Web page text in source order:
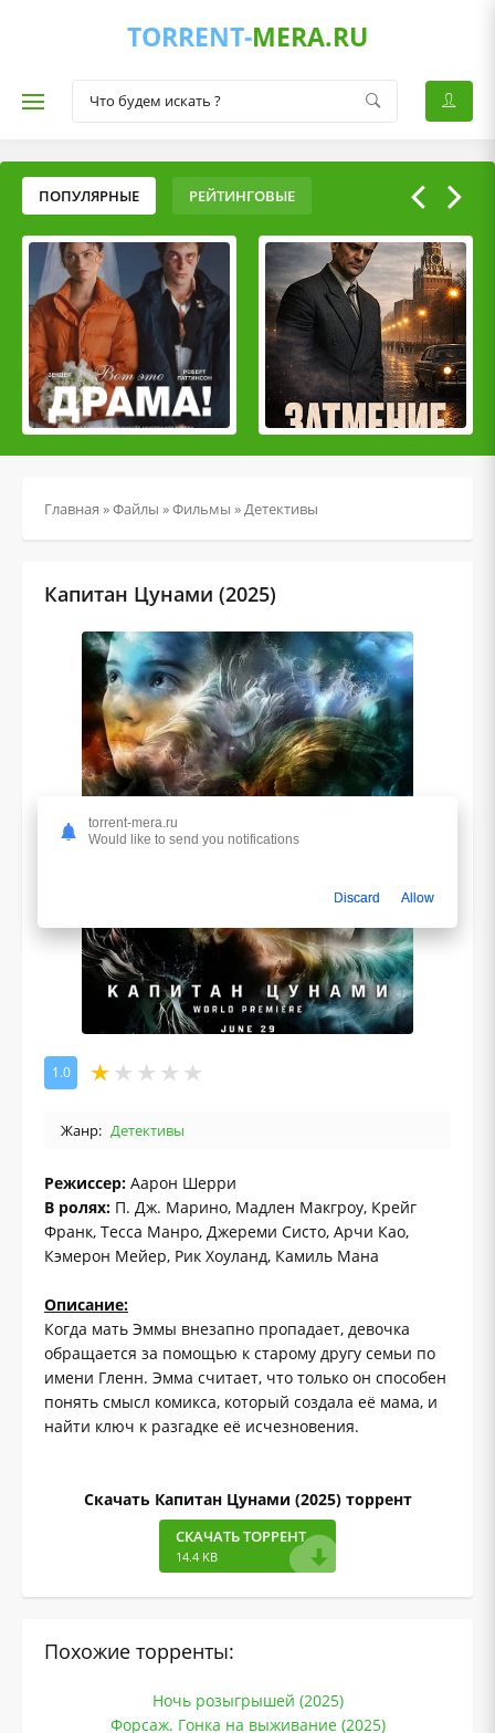
TORRENT-MERA.RU
ПОПУЛЯРНЫЕ РЕЙТИНГОВЫЕ
Главная »Файлы »Фильмы »Детективы
Капитан Цунами (2025)
1.0
Жанр: Детективы
Режиссер: Аарон Шерри
В ролях: П. Дж. Марино, Мадлен Макгроу, Крейг
Франк, Тесса Манро, Джереми Систо, Арчи Као,
Кэмерон Мейер, Рик Хоуланд, Камиль Мана
Описание:
Когда мать Эммы внезапно пропадает, девочка
обращается за помощью к старому другу семьи по
имени Гленн. Эмма считает, что только он способен
понять смысл комикса, который создала её мама, и
найти ключ к разгадке её исчезновения.
Скачать Капитан Цунами (2025) торрент
СКАЧАТЬ ТОРРЕНТ
14.4 KB
Похожие торренты:
Ночь розыгрышей (2025)
Форсаж. Гонка на выживание (2025)
torrent-mera.ru
Would like to send you notifications
Discard Allow